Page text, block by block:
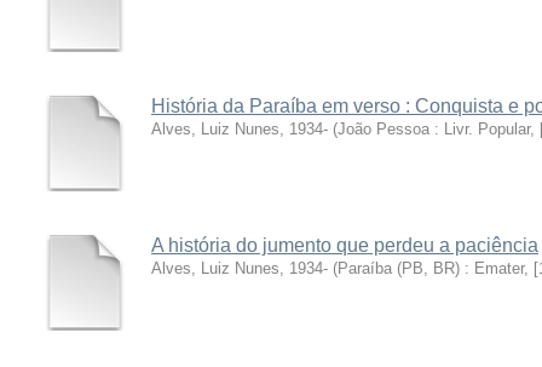
História da Paraíba em verso : Conquista e
Alves, Luiz Nunes, 1934- (João Pessoa : Livr. Popular,
A história do jumento que perdeu a paciência
Alves, Luiz Nunes, 1934- (Paraíba (PB, BR) : Emater,